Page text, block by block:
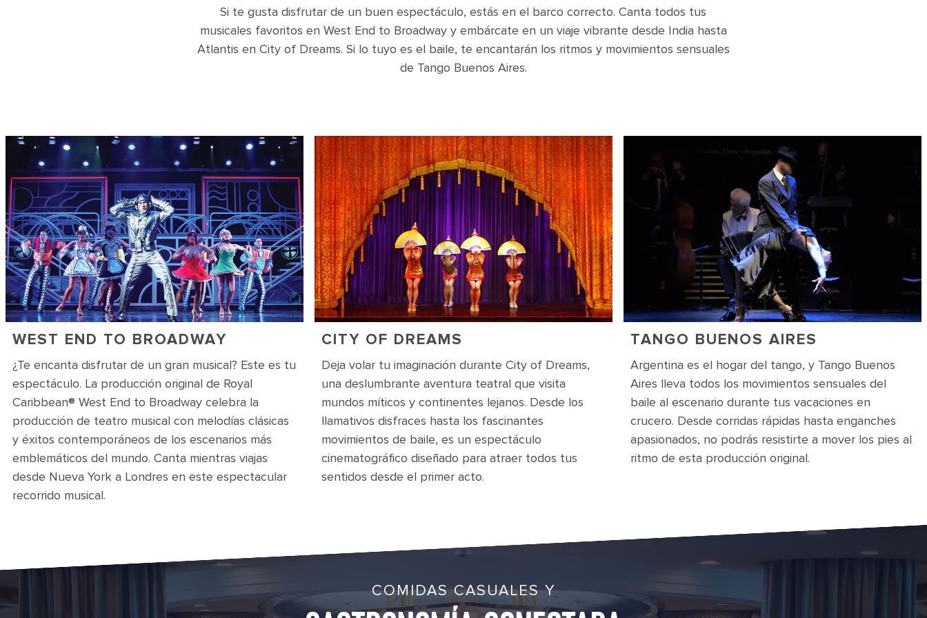
Si te gusta disfrutar de un buen espectáculo, estás en el barco correcto. Canta todos tus
musicales favoritos en West End to Broadway y embárcate en un viaje vibrante desde India hasta
Atlantis en City of Dreams. Si lo tuyo es el baile, te encantarán los ritmos y movimientos sensuales
de Tango Buenos Aires.
WEST END TO BROADWAY
¿Te encanta disfrutar de un gran musical? Este es tu
espectáculo. La producción original de Royal
Caribbean® West End to Broadway celebra la
producción de teatro musical con melodías clásicas
y éxitos contemporáneos de los escenarios más
emblemáticos del mundo. Canta mientras viajas
desde Nueva York a Londres en este espectacular
recorrido musical.
CITY OF DREAMS
Deja volar tu imaginación durante City of Dreams,
una deslumbrante aventura teatral que visita
mundos míticos y continentes lejanos. Desde los
llamativos disfraces hasta los fascinantes
movimientos de baile, es un espectáculo
cinematográfico diseñado para atraer todos tus
sentidos desde el primer acto.
TANGO BUENOS AIRES
Argentina es el hogar del tango, y Tango Buenos
Aires lleva todos los movimientos sensuales del
baile al escenario durante tus vacaciones en
crucero. Desde corridas rápidas hasta enganches
apasionados, no podrás resistirte a mover los pies al
ritmo de esta producción original.
COMIDAS CASUALES Y